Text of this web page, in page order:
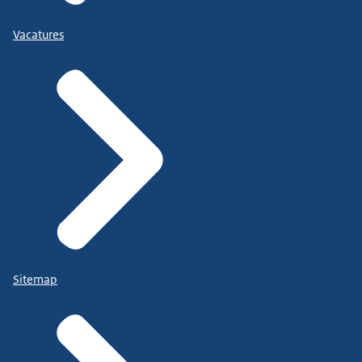
Vacatures
Sitemap